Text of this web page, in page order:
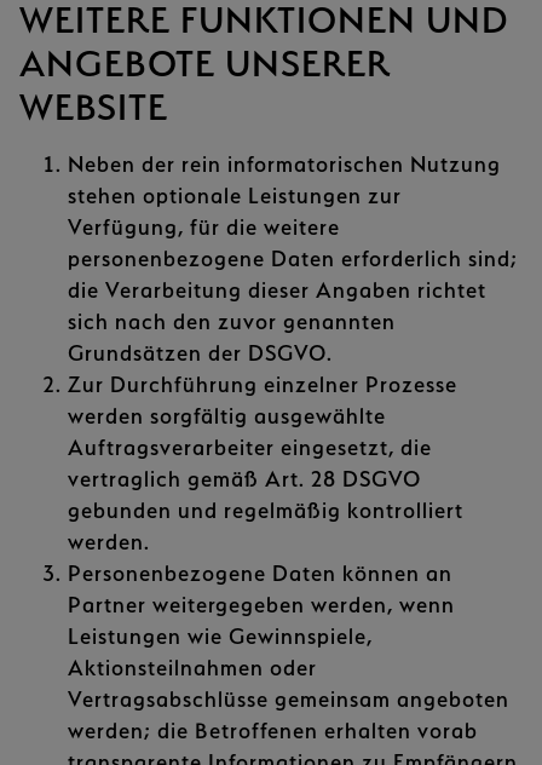
WEITERE FUNKTIONEN UND
ANGEBOTE UNSERER
WEBSITE
Neben der rein informatorischen Nutzung
stehen optionale Leistungen zur
Verfügung, für die weitere
personenbezogene Daten erforderlich sind;
die Verarbeitung dieser Angaben richtet
sich nach den zuvor genannten
Grundsätzen der DSGVO.
Zur Durchführung einzelner Prozesse
werden sorgfältig ausgewählte
Auftragsverarbeiter eingesetzt, die
vertraglich gemäß Art. 28 DSGVO
gebunden und regelmäßig kontrolliert
werden.
Personenbezogene Daten können an
Partner weitergegeben werden, wenn
Leistungen wie Gewinnspiele,
Aktionsteilnahmen oder
Vertragsabschlüsse gemeinsam angeboten
werden; die Betroffenen erhalten vorab